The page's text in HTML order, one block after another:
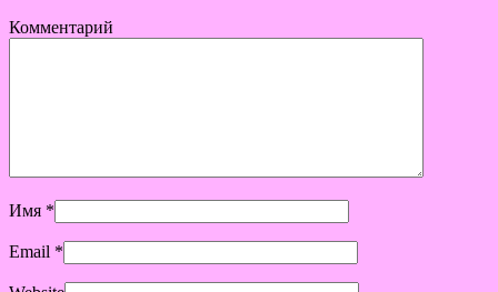
Комментарий
Имя *
Email *